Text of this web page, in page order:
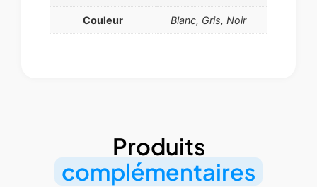
Couleur Blanc, Gris, Noir
Produits
complémentaires